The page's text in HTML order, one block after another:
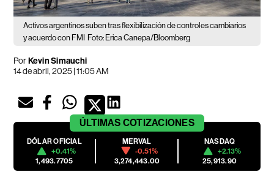
Activos argentinos suben tras flexibilización de controles cambiarios
y acuerdo con FMI
Foto: Erica Canepa/Bloomberg
PorKevin Simauchi
14 de abril, 2025 | 11:05 AM
ÚLTIMAS COTIZACIONES
DÓLAR OFICIAL
+0.41%
1,493.7705
MERVAL
-0.51%
3,274,443.00
NASDAQ
+2.13%
25,913.90